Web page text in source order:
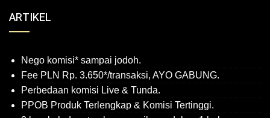
ARTIKEL
Nego komisi* sampai jodoh.
Fee PLN Rp. 3.650*/transaksi, AYO GABUNG.
Perbedaan komisi Live & Tunda.
PPOB Produk Terlengkap & Komisi Tertinggi.